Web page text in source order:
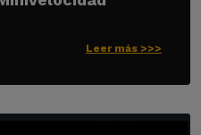
Leer más >>>